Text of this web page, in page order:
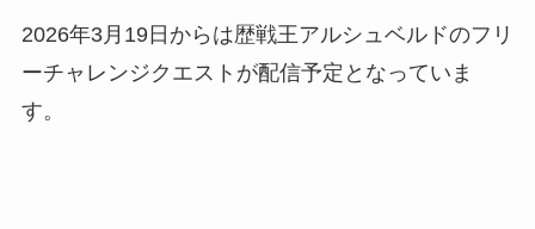
2026年3月19日からは歴戦王アルシュベルドのフリ
ーチャレンジクエストが配信予定となっていま
す。